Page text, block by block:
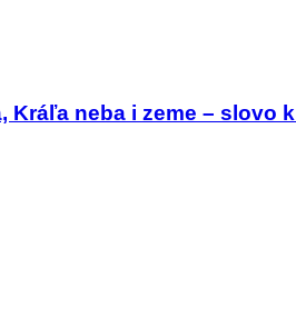
Kráľa neba i zeme – slovo